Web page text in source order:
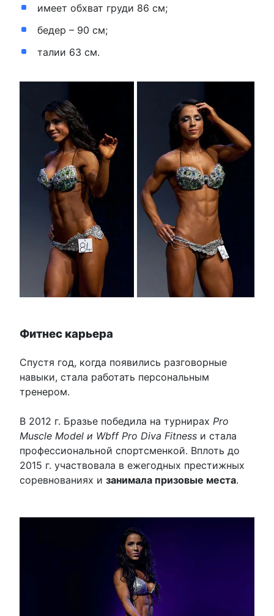
имеет обхват груди 86 см;
бедер – 90 см;
талии 63 см.
Фитнес карьера
Спустя год, когда появились разговорные
навыки, стала работать персональным
тренером.
В 2012 г. Бразье победила на турнирах Pro
Muscle Model и Wbff Pro Diva Fitness и стала
профессиональной спортсменкой. Вплоть до
2015 г. участвовала в ежегодных престижных
соревнованиях и занимала призовые места.